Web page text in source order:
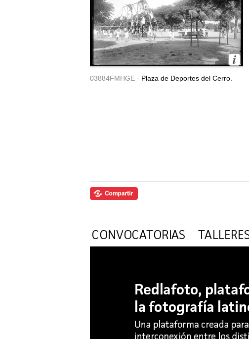
03884FMHGE - Plaza de Deportes del Cerro.